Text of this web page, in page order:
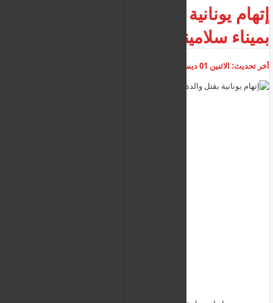
إتهام يونانية بقتل والدة زوجها
بميناء سلامينا
أخر تحديث: الاثنين 01 ديسمبر 2025